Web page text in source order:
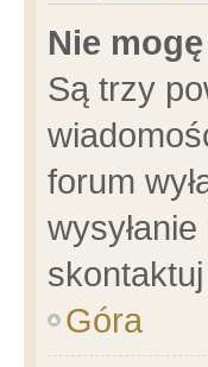
Nie
Są trzy
forum
Góra